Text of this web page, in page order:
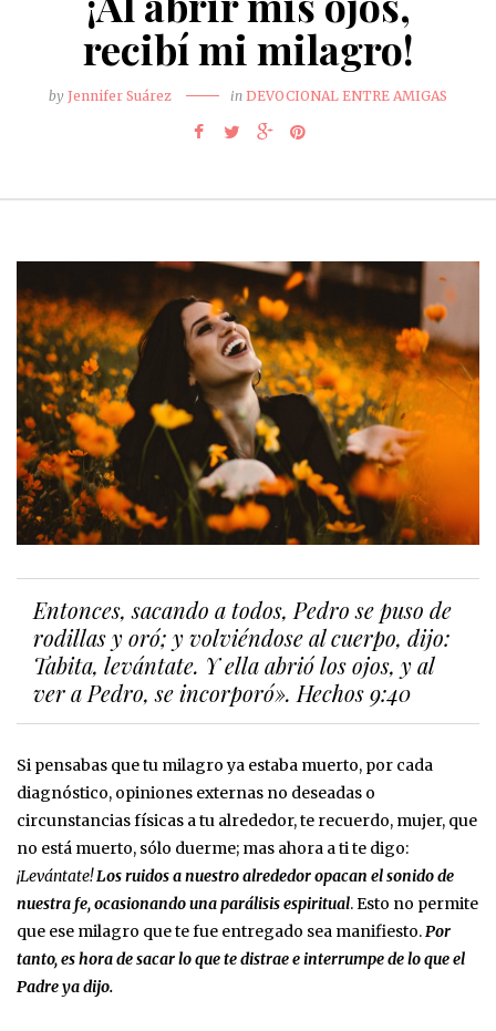
recibí mi milagro!
by Jennifer Suárez in DEVOCIONAL ENTRE AMIGAS
Entonces, sacando a todos, Pedro se puso de
rodillas y oró; y volviéndose al cuerpo, dijo:
Tabita, levántate. Y ella abrió los ojos, y al
ver a Pedro, se incorporó». Hechos‬ ‭9:40‬
Si pensabas que tu milagro ya estaba muerto, por cada
diagnóstico, opiniones externas no deseadas o
circunstancias físicas a tu alrededor, te recuerdo, mujer, que
no está muerto, sólo duerme; mas ahora a ti te digo:
¡Levántate!Los ruidos a nuestro alrededor opacan el sonido de
nuestra fe, ocasionando una parálisis espiritual. Esto no permite
que ese milagro que te fue entregado sea manifiesto.Por
tanto, es hora de sacar lo que te distrae e interrumpe de lo que el
Padre ya dijo.